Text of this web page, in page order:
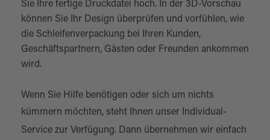
Sie Ihre fertige Druckdatei hoch. In der 3D-Vorschau
können Sie Ihr Design überprüfen und vorfühlen, wie
die Schleifenverpackung bei Ihren Kunden,
Geschäftspartnern, Gästen oder Freunden ankommen
wird.
Wenn Sie Hilfe benötigen oder sich um nichts
kümmern möchten, steht Ihnen unser Individual-
Service zur Verfügung. Dann übernehmen wir einfach